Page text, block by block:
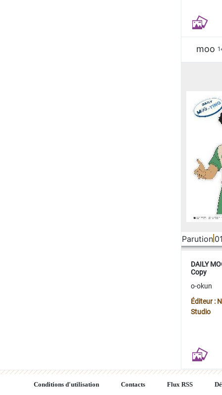
moo
Parution
DAILY
Copy
o-okun
Éditeur :
Studio
Conditions d'utilisation Contacts Flux RSS